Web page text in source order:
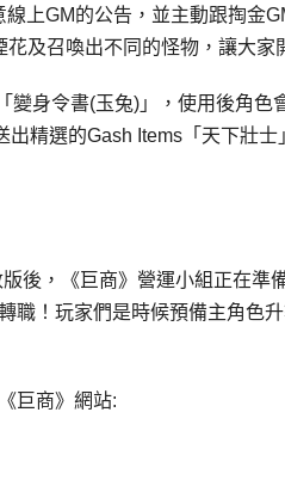
上GM的公告，並主動跟掏金
及召喚出不同的怪物，讓大家
變身令書(玉兔)」，使用後角色
精選的Gash Items「天下壯
後，《巨商》營運小組正在準
職！玩家們是時候預備主角色
巨商》網站: